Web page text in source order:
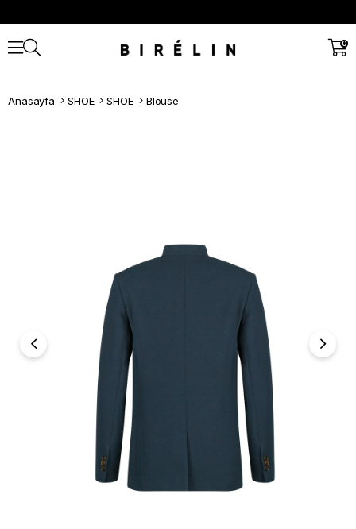
0
Anasayfa SHOE SHOE Blouse